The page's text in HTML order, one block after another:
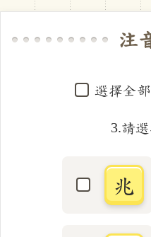
注
選擇全部
3.請
選取「
兆